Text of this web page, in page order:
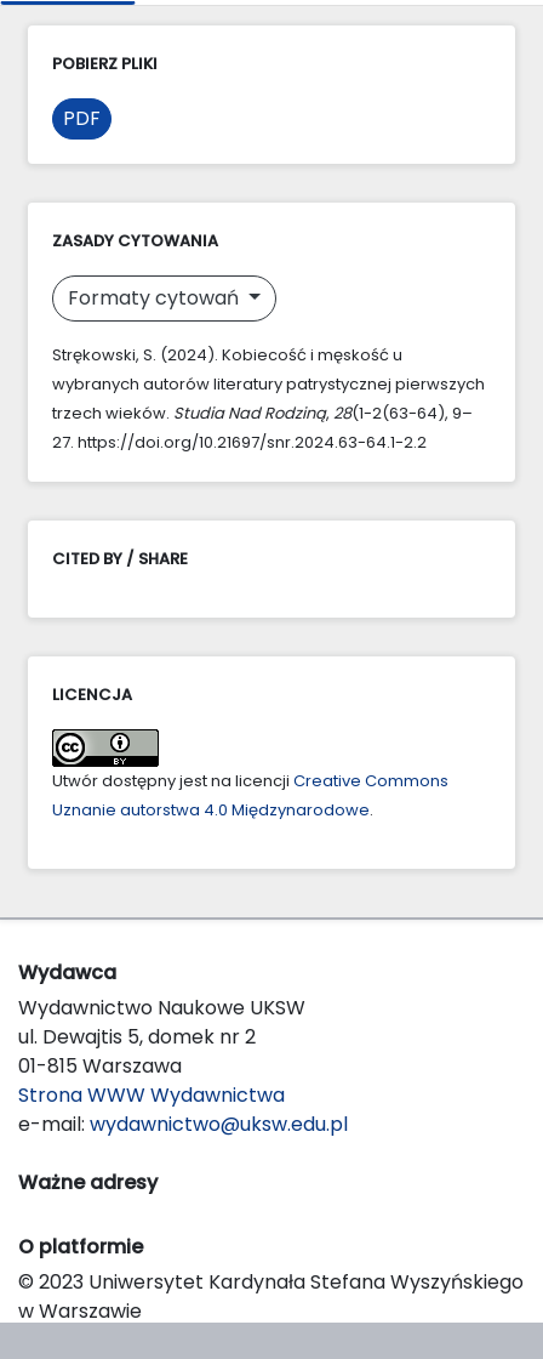
POBIERZ PLIKI
PDF
ZASADY CYTOWANIA
Formaty cytowań
Strękowski, S. (2024). Kobiecość i męskość u
wybranych autorów literatury patrystycznej pierwszych
trzech wieków. Studia Nad Rodziną, 28(1-2(63-64), 9–
27. https://doi.org/10.21697/snr.2024.63-64.1-2.2
CITED BY / SHARE
LICENCJA
Utwór dostępny jest na licencji Creative Commons
Uznanie autorstwa 4.0 Międzynarodowe.
Wydawca
Wydawnictwo Naukowe UKSW
ul. Dewajtis 5, domek nr 2
01-815 Warszawa
Strona WWW Wydawnictwa
e-mail: wydawnictwo@uksw.edu.pl
Ważne adresy
O platformie
© 2023 Uniwersytet Kardynała Stefana Wyszyńskiego
w Warszawie